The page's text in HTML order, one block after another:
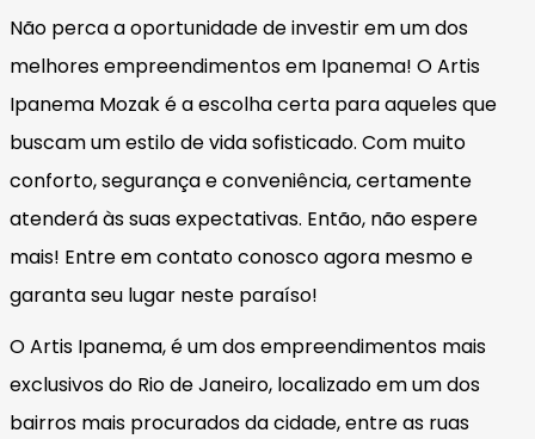
Não perca a oportunidade de investir em um dos
melhores empreendimentos em Ipanema! O Artis
Ipanema Mozak é a escolha certa para aqueles que
buscam um estilo de vida sofisticado. Com muito
conforto, segurança e conveniência, certamente
atenderá às suas expectativas. Então, não espere
mais! Entre em contato conosco agora mesmo e
garanta seu lugar neste paraíso!
O Artis Ipanema, é um dos empreendimentos mais
exclusivos do Rio de Janeiro, localizado em um dos
bairros mais procurados da cidade, entre as ruas